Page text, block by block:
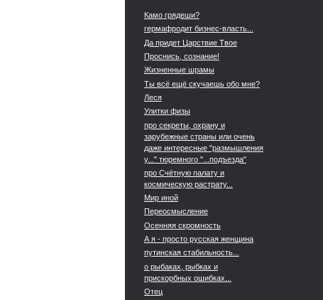
Камо грядеши?
гермафродит бизнес-власть...
Да придет Царствие Твое
Проснись, сознание!
Жизненные шрамы
Ты всё ещё скучаешь обо мне?
Леся
Улитки физы
про секреты, охрану и
зарубежные страны или очень
даже интересные "размышления
у..." тюремного "...подъезда"
про Счётную палату и
космическую растрату...
Мир иной
Переосмысление
Осенняя скромность
А я - просто русская женщина
путинская стабильность...
о рыбаках, рыбках и
прискорбных ошибках...
Отец